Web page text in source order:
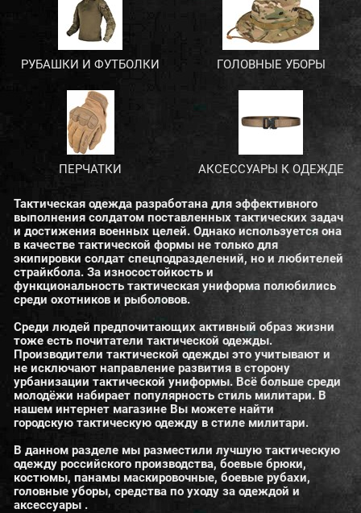
РУБАШКИ И ФУТБОЛКИ ГОЛОВНЫЕ УБОРЫ
ПЕРЧАТКИ АКСЕССУАРЫ К ОДЕЖДЕ
Тактическая одежда разработана для эффективного
выполнения солдатом поставленных тактических задач
и достижения военных целей. Однако используется она
в качестве тактической формы не только для
экипировки солдат спецподразделений, но и любителей
страйкбола. За износостойкость и
функциональность тактическая униформа полюбились
среди охотников и рыболовов.
Среди людей предпочитающих активный образ жизни
тоже есть почитатели тактической одежды.
Производители тактической одежды это учитывают и
не исключают направление развития в сторону
урбанизации тактической униформы. Всё больше среди
молодёжи набирает популярность стиль милитари. В
нашем интернет магазине Вы можете найти
городскую тактическую одежду в стиле милитари.
В данном разделе мы разместили лучшую тактическую
одежду российского производства, боевые брюки,
костюмы, панамы маскировочные, боевые рубахи,
головные уборы, средства по уходу за одеждой и
аксессуары .